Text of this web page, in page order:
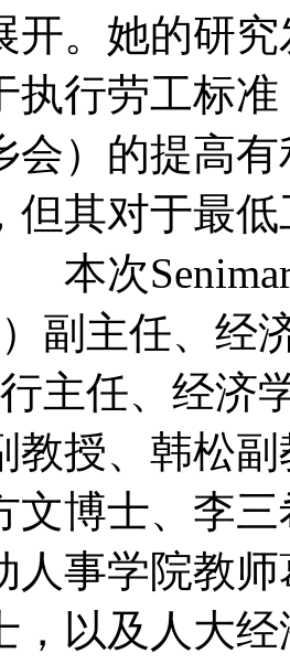
开。她的研
执行劳工标
会）的提高
但其对于最
次Senimar
）副主任、
主任、经济
教授、韩松
文博士、李
人事学院教
，以及人大